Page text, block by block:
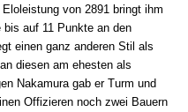
von 2891 bringt ihm
auf 11 Punkte an den
einen ganz anderen Stil als
diesen am ehesten als
Nakamura gab er Turm und
Offizieren noch zwei Bauern